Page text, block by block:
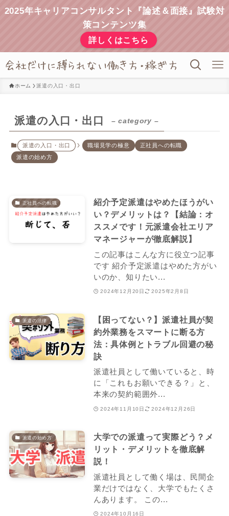
2025年キャリアコンサルタント『論述＆面接』試験対
策コンテンツ集
詳しくはこちら
ホーム 派遣の入口・出口
派遣の入口・出口 – category –
派遣の入口・出口 職場見学の極意
正社員への転職
派遣の始め方
正社員への転職
紹介予定派遣はやめたほうがい
い？デメリットは？【結論：オ
ススメです！元派遣会社エリア
マネージャーが徹底解説】
この記事はこんな方に役立つ記事
です 紹介予定派遣はやめた方がい
いのか、知りたい...
2024年12月20日 2025年2月8日
派遣の法律
【困ってない？】派遣社員が契
約外業務をスマートに断る方
法：具体例とトラブル回避の秘
訣
派遣社員として働いていると、時
に「これもお願いできる？」と、
本来の契約範囲外...
2024年11月10日 2024年12月26日
派遣の始め方
大学での派遣って実際どう？メ
リット・デメリットを徹底解
説！
派遣社員として働く場は、民間企
業だけではなく、大学でもたくさ
んあります。 この...
2024年10月16日